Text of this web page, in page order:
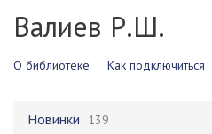
Валиев Р.Ш.
О библиотеке Как подключиться
Новинки 139